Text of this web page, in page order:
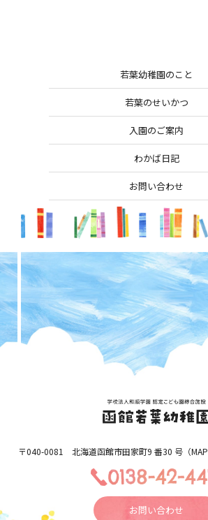
若葉幼稚園のこと
若葉のせいかつ
入園のご案内
わかば日記
お問い合わせ
〒040-0081 北海道函館市田家町9 番30 号（MAP
お問い合わせ